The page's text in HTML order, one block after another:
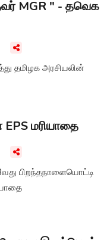
MGR " - தவெக
தமிழக அரசியலின்
EPS மரியாதை
பிறந்தநாளையொட்டி